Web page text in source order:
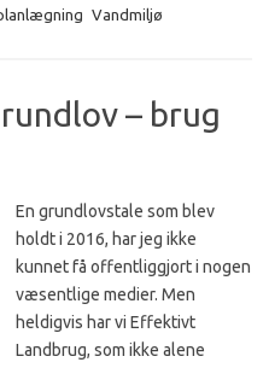
Vandmiljø
– brug
En grundlovstale som blev
holdt i 2016, har jeg ikke
kunnet få offentliggjort i nogen
væsentlige medier. Men
heldigvis har vi Effektivt
Landbrug, som ikke alene